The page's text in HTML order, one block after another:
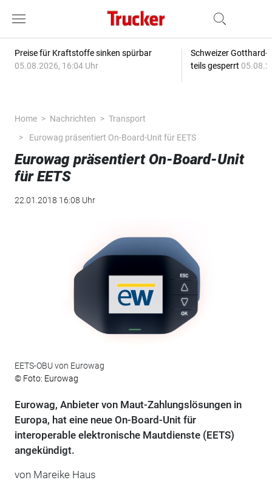
Preise für Kraftstoffe sinken spürbar
05.08.2026, 16:04 Uhr
Schweizer Gotthard-
teils gesperrt
Home Nachrichten
Transport
Eurowag präsentiert On-Board-Unit für EETS
Eurowag präsentiert On-Board-Unit
für EETS
22.01.2018 16:08 Uhr
EETS-OBU von Eurowag
© Foto: Eurowag
Eurowag, Anbieter von Maut-Zahlungslösungen in
Europa, hat eine neue On-Board-Unit für
interoperable elektronische Mautdienste (EETS)
angekündigt.
von Mareike Haus